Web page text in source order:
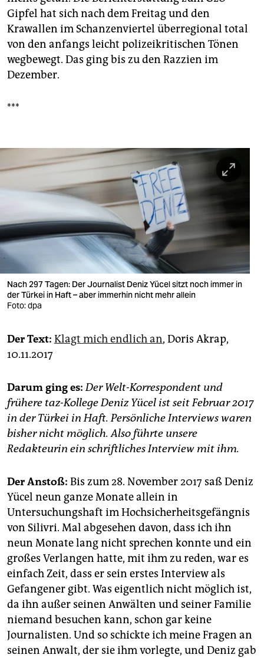
Gipfel hat sich nach dem Freitag und den
Krawallen im Schanzenviertel überregional total
von den anfangs leicht polizeikritischen Tönen
wegbewegt. Das ging bis zu den Razzien im
Dezember.
***
Nach 297 Tagen: Der Journalist Deniz Yücel sitzt noch immer in
der Türkei in Haft – aber immerhin nicht mehr allein
Foto: dpa
Der Text: Klagt mich endlich an, Doris Akrap,
10.11.2017
Darum ging es:Der Welt-Korrespondent und
frühere taz-Kollege Deniz Yücel ist seit Februar 2017
in der Türkei in Haft. Persönliche Interviews waren
bisher nicht möglich. Also führte unsere
Redakteurin ein schriftliches Interview mit ihm.
Der Anstoß: Bis zum 28. November 2017 saß Deniz
Yücel neun ganze Monate allein in
Untersuchungshaft im Hochsicherheitsgefängnis
von Silivri. Mal abgesehen davon, dass ich ihn
neun Monate lang nicht sprechen konnte und ein
großes Verlangen hatte, mit ihm zu reden, war es
einfach Zeit, dass er sein erstes Interview als
Gefangener gibt. Was eigentlich nicht möglich ist,
da ihn außer seinen Anwälten und seiner Familie
niemand besuchen kann, schon gar keine
Journalisten. Und so schickte ich meine Fragen an
seinen Anwalt, der sie ihm vorlegte, und Deniz gab